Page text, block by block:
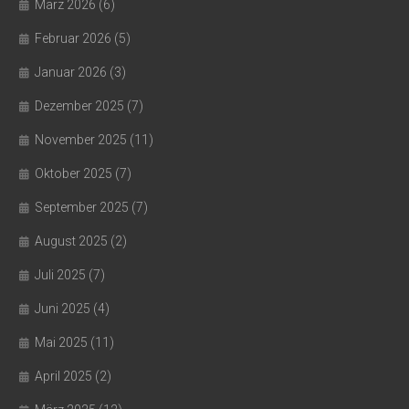
März 2026 (6)
Februar 2026 (5)
Januar 2026 (3)
Dezember 2025 (7)
November 2025 (11)
Oktober 2025 (7)
September 2025 (7)
August 2025 (2)
Juli 2025 (7)
Juni 2025 (4)
Mai 2025 (11)
April 2025 (2)